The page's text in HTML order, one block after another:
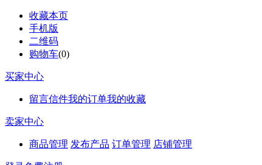
收藏本页
手机版
二维码
购物车(0)
买家中心
留言信件我的订单我的收藏
卖家中心
商品管理 发布产品 订单管理 店铺管理